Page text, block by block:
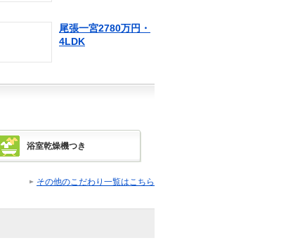
尾張一宮2780万円・
4LDK
浴室乾燥機つき
その他のこだわり一覧はこちら